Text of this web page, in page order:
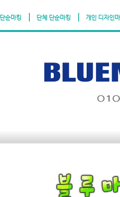
순마킹 단체 단순마킹 개인 디자인